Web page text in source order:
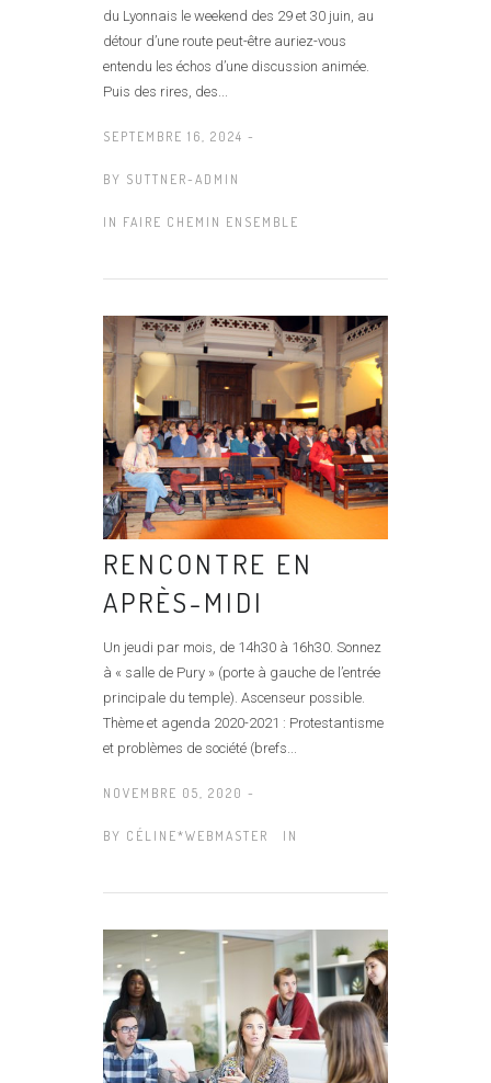
du Lyonnais le week­end des 29 et 30 juin, au
détour d’une route peut-­être auriez­-vous
entendu les échos d’une discussion animée.
Puis des rires, des...
SEPTEMBRE 16, 2024 -
BY SUTTNER-ADMIN
IN FAIRE CHEMIN ENSEMBLE
RENCONTRE EN
APRÈS-MIDI
Un jeudi par mois, de 14h30 à 16h30. Sonnez
à « salle de Pury » (porte à gauche de l’entrée
principale du temple). Ascenseur possible.
Thème et agenda 2020-2021 : Protestantisme
et problèmes de société (brefs...
NOVEMBRE 05, 2020 -
BY CÉLINE*WEBMASTER IN